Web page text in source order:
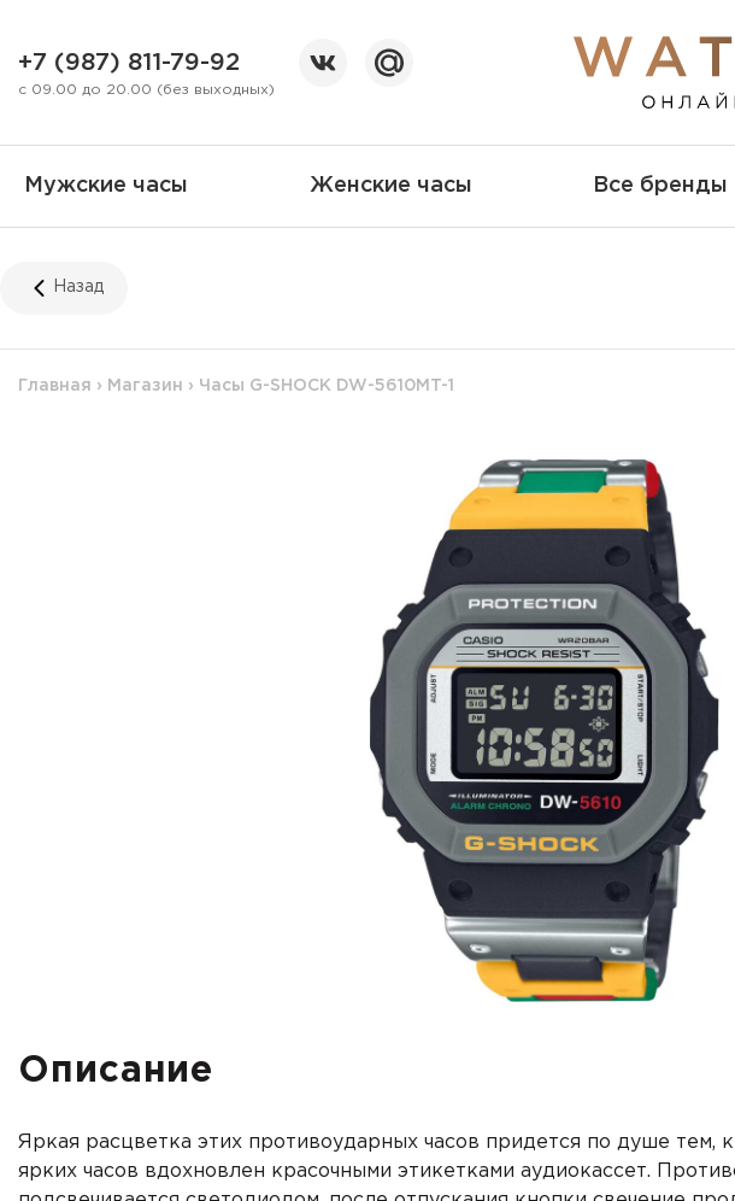
+7 (987) 811-79-92
с 09.00 до 20.00 (без выходных)
Мужские часы Женские часы Все бренды
Назад
Главная › Магазин › Часы G-SHOCK DW-5610MT-1
Описание
Яркая расцветка этих противоударных часов придется по душе тем,
ярких часов вдохновлен красочными этикетками аудиокассет.